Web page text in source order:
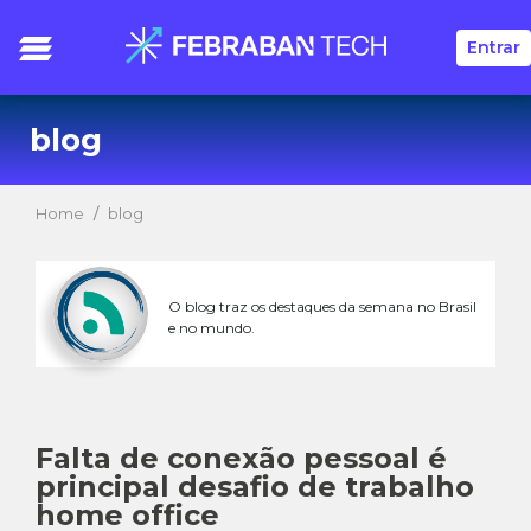
Entrar
blog
Home blog
O blog traz os destaques da semana no Brasil
e no mundo.
Falta de conexão pessoal é
principal desafio de trabalho
home office